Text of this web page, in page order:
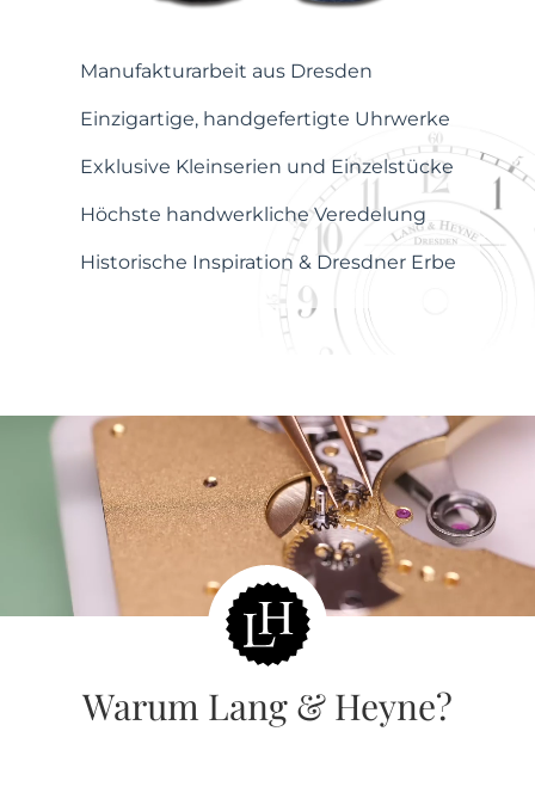
Manufakturarbeit aus Dresden
Einzigartige, handgefertigte Uhrwerke
Exklusive Kleinserien und Einzelstücke
Höchste handwerkliche Veredelung
Historische Inspiration & Dresdner Erbe
Warum Lang & Heyne?